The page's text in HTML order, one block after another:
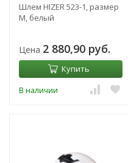
Шлем HIZER 523-1, размер
M, белый
Цена 2 880,90 руб.
Купить
В наличии